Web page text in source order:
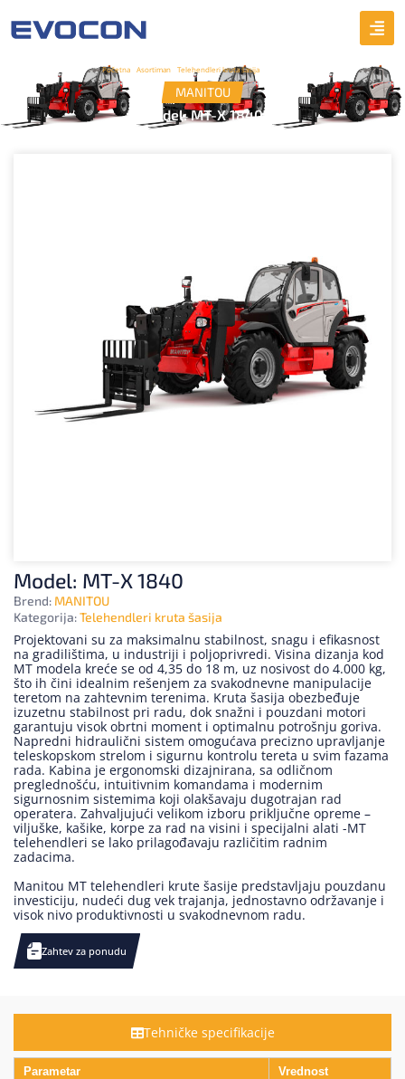
Početna Asortiman Telehendleri kruta šasija
MANITOU
Model: MT-X 1840
Model: MT-X 1840
Brend: MANITOU
Kategorija:Telehendleri kruta šasija
Projektovani su za maksimalnu stabilnost, snagu i efikasnost
na gradilištima, u industriji i poljoprivredi. Visina dizanja kod
MT modela kreće se od 4,35 do 18 m, uz nosivost do 4.000 kg,
što ih čini idealnim rešenjem za svakodnevne manipulacije
teretom na zahtevnim terenima. Kruta šasija obezbeđuje
izuzetnu stabilnost pri radu, dok snažni i pouzdani motori
garantuju visok obrtni moment i optimalnu potrošnju goriva.
Napredni hidraulični sistem omogućava precizno upravljanje
teleskopskom strelom i sigurnu kontrolu tereta u svim fazama
rada. Kabina je ergonomski dizajnirana, sa odličnom
preglednošću, intuitivnim komandama i modernim
sigurnosnim sistemima koji olakšavaju dugotrajan rad
operatera. Zahvaljujući velikom izboru priključne opreme –
viljuške, kašike, korpe za rad na visini i specijalni alati -MT
telehendleri se lako prilagođavaju različitim radnim
zadacima.
Manitou MT telehendleri krute šasije predstavljaju pouzdanu
investiciju, nudeći dug vek trajanja, jednostavno održavanje i
visok nivo produktivnosti u svakodnevnom radu.
Zahtev za ponudu
Tehničke specifikacije
Parametar
Vrednost